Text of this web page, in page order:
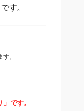
す。
。
です。